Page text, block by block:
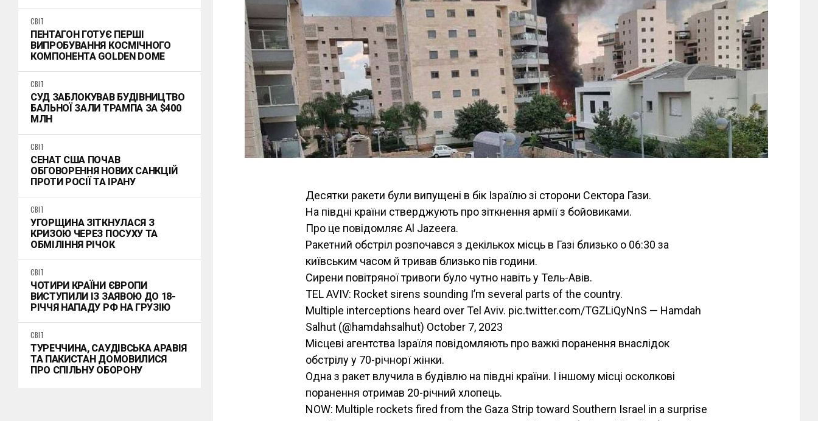
СВІТ
ПЕНТАГОН ГОТУЄ ПЕРШІ
ВИПРОБУВАННЯ КОСМІЧНОГО
КОМПОНЕНТА GOLDEN DOME
СВІТ
СУД ЗАБЛОКУВАВ БУДІВНИЦТВО
БАЛЬНОЇ ЗАЛИ ТРАМПА ЗА $400
МЛН
СВІТ
СЕНАТ США ПОЧАВ
ОБГОВОРЕННЯ НОВИХ САНКЦІЙ
ПРОТИ РОСІЇ ТА ІРАНУ
СВІТ
УГОРЩИНА ЗІТКНУЛАСЯ З
КРИЗОЮ ЧЕРЕЗ ПОСУХУ ТА
ОБМІЛІННЯ РІЧОК
СВІТ
ЧОТИРИ КРАЇНИ ЄВРОПИ
ВИСТУПИЛИ ІЗ ЗАЯВОЮ ДО 18-
РІЧЧЯ НАПАДУ РФ НА ГРУЗІЮ
СВІТ
ТУРЕЧЧИНА, САУДІВСЬКА АРАВІЯ
ТА ПАКИСТАН ДОМОВИЛИСЯ
ПРО СПІЛЬНУ ОБОРОНУ
Десятки ракети були випущені в бік Ізраїлю зі сторони Сектора Гази.
На півдні країни стверджують про зіткнення армії з бойовиками.
Про це повідомляє Al Jazeera.
Ракетний обстріл розпочався з декількох місць в Газі близько о 06:30 за
київським часом й тривав близько пів години.
Сирени повітряної тривоги було чутно навіть у Тель-Авів.
TEL AVIV: Rocket sirens sounding I’m several parts of the country.
Multiple interceptions heard over Tel Aviv. pic.twitter.com/TGZLiQyNnS — Hamdah
Salhut (@hamdahsalhut) October 7, 2023
Місцеві агентства Ізраїля повідомляють про важкі поранення внаслідок
обстрілу у 70-річнорї жінки.
Одна з ракет влучила в будівлю на півдні країни. І іншому місці осколкові
поранення отримав 20-річний хлопець.
NOW: Multiple rockets fired from the Gaza Strip toward Southern Israel in a surprise